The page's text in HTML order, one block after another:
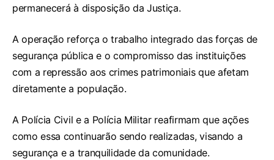
permanecerá à disposição da Justiça.
A operação reforça o trabalho integrado das forças de
segurança pública e o compromisso das instituições
com a repressão aos crimes patrimoniais que afetam
diretamente a população.
A Polícia Civil e a Polícia Militar reafirmam que ações
como essa continuarão sendo realizadas, visando a
segurança e a tranquilidade da comunidade.